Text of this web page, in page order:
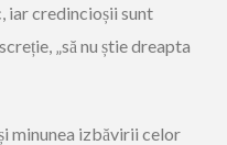
iar credincioșii sunt
„să nu știe dreapta
minunea izbăvirii celor